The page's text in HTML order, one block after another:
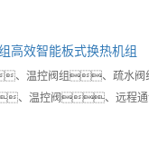
高效智能板式换热机组
、温控阀组、疏
温控阀、远程通